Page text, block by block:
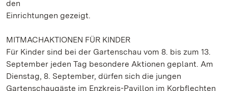
den
Einrichtungen gezeigt.
MITMACHAKTIONEN FÜR KINDER
Für Kinder sind bei der Gartenschau vom 8. bis zum 13.
September jeden Tag besondere Aktionen geplant. Am
Dienstag, 8. September, dürfen sich die jungen
Gartenschaugäste im Enzkreis-Pavillon im Korbflechten